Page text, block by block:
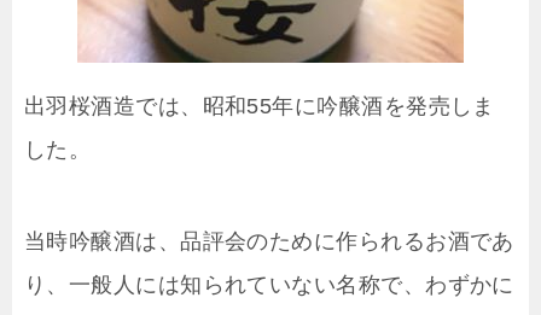
出羽桜酒造では、昭和55年に吟醸酒を発売しま
した。
当時吟醸酒は、品評会のために作られるお酒であ
り、一般人には知られていない名称で、わずかに